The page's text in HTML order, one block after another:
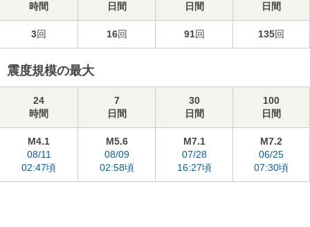
時間
日間
日間
日間
3回 16回 91回 135回
震度規模の最大
24
時間
7
日間
30
日間
100
日間
M4.1
08/11
02:47頃
M5.6
08/09
02:58頃
M7.1
07/28
16:27頃
M7.2
06/25
07:30頃